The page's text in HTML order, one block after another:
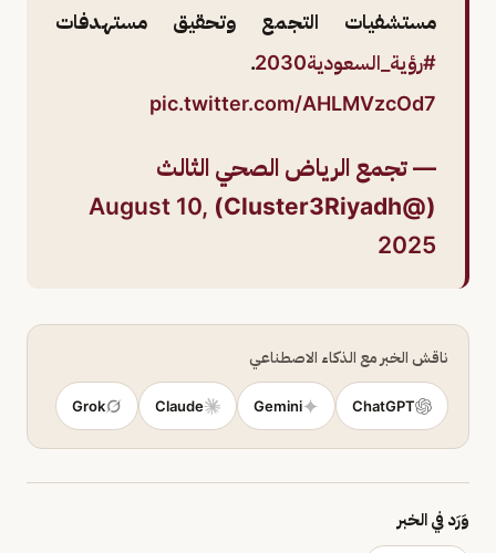
مستشفيات التجمع وتحقيق مستهدفات
#رؤية_السعودية2030
.
pic.twitter.com/AHLMVzcOd7
— تجمع الرياض الصحي الثالث
(@Cluster3Riyadh)
August 10,
2025
ناقش الخبر مع الذكاء الاصطناعي
ChatGPT
Gemini
Claude
Grok
وَرَد في الخبر